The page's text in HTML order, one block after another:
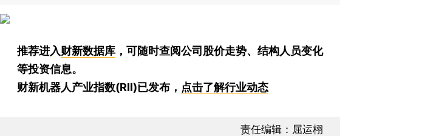
推荐进入财新数据库 ，可随时查阅公司股价走势、结构人员变化
等投资信息。
财新机器人产业指数(RII)已发布， 点击了解行业动态
责任编辑：屈运栩